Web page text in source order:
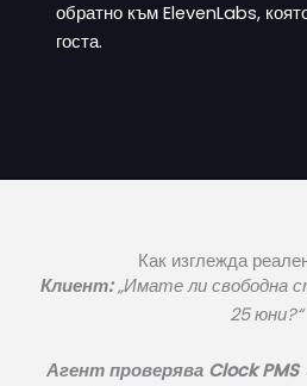
обратно към ElevenLabs,
госта.
Как изглежда
Клиент:„Имате ли свободна
25 юни?“
Агент проверява Clock PMS